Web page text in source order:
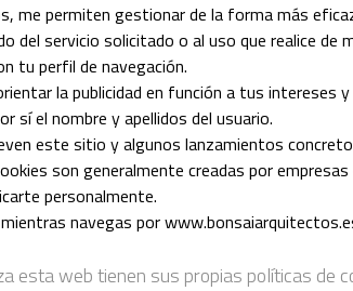
me permiten gestionar de la forma más
servicio solicitado o al uso que realice de
tu perfil de navegación.
la publicidad en función a tus intereses
sí el nombre y apellidos del usuario.
este sitio y algunos lanzamientos
son generalmente creadas por empresas
personalmente.
navegas por
esta web tienen sus propias políticas de